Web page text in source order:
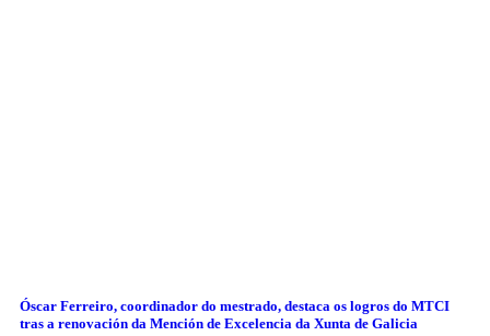
Óscar Ferreiro, coordinador do mestrado, destaca os logros do MTCI
tras a renovación da Mención de Excelencia da Xunta de Galicia